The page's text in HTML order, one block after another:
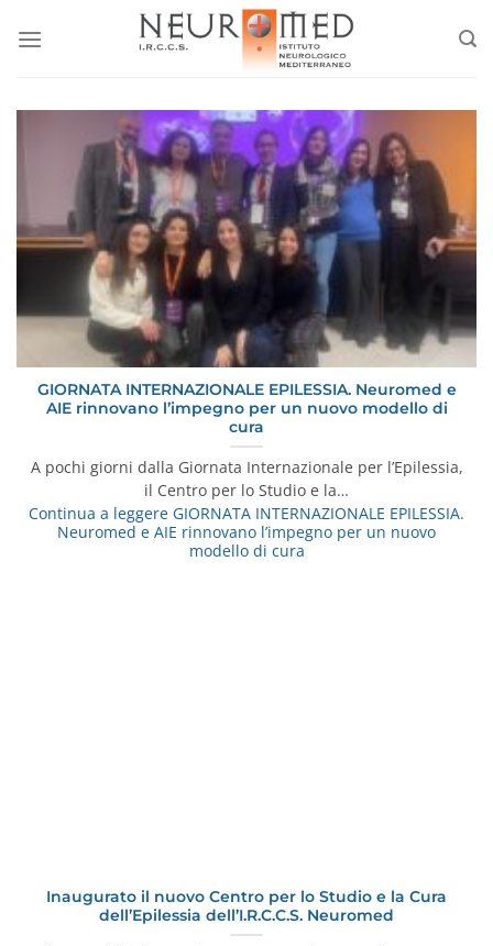
GIORNATA INTERNAZIONALE EPILESSIA. Neuromed e
AIE rinnovano l’impegno per un nuovo modello di
cura
A pochi giorni dalla Giornata Internazionale per l’Epilessia,
il Centro per lo Studio e la…
Continua a leggere GIORNATA INTERNAZIONALE EPILESSIA.
Neuromed e AIE rinnovano l’impegno per un nuovo
modello di cura
Inaugurato il nuovo Centro per lo Studio e la Cura
dell’Epilessia dell’I.R.C.C.S. Neuromed